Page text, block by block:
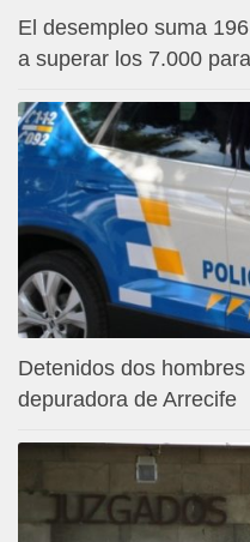
El desempleo suma
a superar los 7.000
Detenidos dos
depuradora de Arrecife